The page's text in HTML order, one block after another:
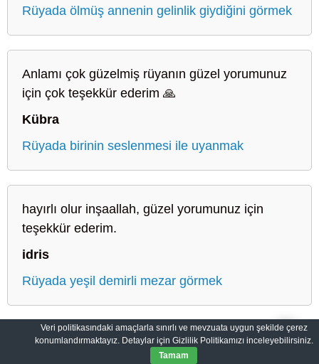
Rüyada ölmüş annenin gelinlik giydiğini görmek
Anlamı çok güzelmiş rüyanın güzel yorumunuz
için çok teşekkür ederim 🙏
Kübra
Rüyada birinin seslenmesi ile uyanmak
hayırlı olur inşaallah, güzel yorumunuz için
teşekkür ederim.
idris
Rüyada yeşil demirli mezar görmek
Sahih Rüyalar: Rüyaların Dilini Öğrenin Gizlilik Politikası
SahihRuyalar.com|Tüm Hakları Saklıdır.
Veri politikasındaki amaçlarla sınırlı ve mevzuata uygun şekilde çerez
konumlandırmaktayız. Detaylar için Gizlilik Politikamızı inceleyebilirsiniz.
Tamam